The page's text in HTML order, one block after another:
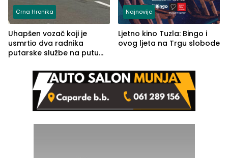
Crna Hronika
Uhapšen vozač koji je
usmrtio dva radnika
putarske službe na putu
(FOTO)
Najnovije
Ljetno kino Tuzla: Bingo i
ovog ljeta na Trgu slobode